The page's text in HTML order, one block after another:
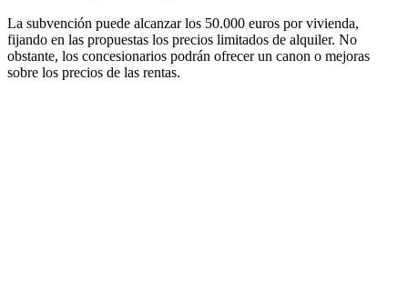
La subvención puede alcanzar los 50.000 euros por vivienda,
fijando en las propuestas los precios limitados de alquiler. No
obstante, los concesionarios podrán ofrecer un canon o mejoras
sobre los precios de las rentas.